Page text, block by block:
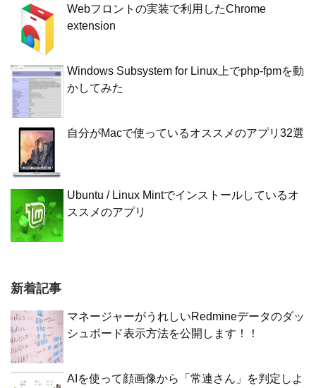
Webフロントの実装で利用したChrome
extension
Windows Subsystem for Linux上でphp-fpmを動
かしてみた
自分がMacで使っているオススメのアプリ32選
Ubuntu / Linux Mintでインストールしているオ
ススメのアプリ
新着記事
マネージャーがうれしいRedmineデータのダッ
シュボード表示方法を公開します！！
AIを使って顔画像から「常連さん」を判定しよ